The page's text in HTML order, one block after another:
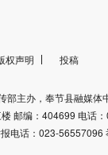
权声明 投稿
部主办，奉节县融媒体
邮编：404699 电话
电话：023-